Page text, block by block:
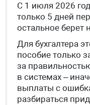
С 1 июля 2026
только 5 дней
остальное берет
Для бухгалтера
пособие только
за
в системах –
выплаты с
разбираться